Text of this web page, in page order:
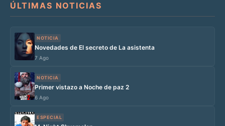
ÚLTIMAS NOTICIAS
NOTICIA
Novedades de El secreto de La asistenta
7 Ago
NOTICIA
Primer vistazo a Noche de paz 2
6 Ago
ESPECIAL